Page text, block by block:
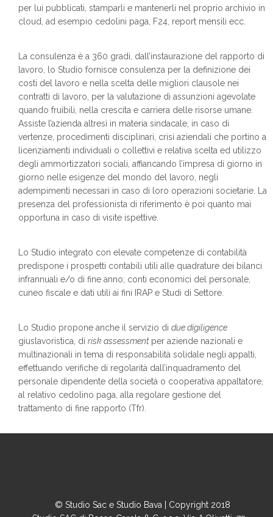
per lui pubblicati, stamparli e mantenerli nel proprio archivio in
cloud, ad esempio cedolini paga, F24, report mensili ecc.
La consulenza è a 360 gradi, dall’instaurazione del rapporto di
lavoro, lo Studio fornisce consulenza per la definizione dei
costi del lavoro e nella scelta delle migliori clausole nei
contratti di lavoro, per la valutazione di assunzioni agevolate
quando fruibili, nella crescita e carriera delle risorse umane.
Assiste l’azienda altresì in materia sindacale, in caso di
vertenze, procedimenti disciplinari, crisi aziendali che portino a
licenziamenti individuali o collettivi e relativa scelta ed utilizzo
degli ammortizzatori sociali, affiancando l’impresa di giorno in
giorno nelle esigenze del mondo del lavoro, negli
adempimenti necessari in caso di loro operazioni societarie. La
presenza del professionista di riferimento è poi quanto mai
opportuna in caso di visite ispettive.
Lo Studio integrato con elevate competenze di contabilità
predispone i prospetti contabili utili alle quadrature dei bilanci
infrannuali e/o di fine anno; conti economici del personale,
cuneo fiscale e dati utili ai fini IRAP e Studi di Settore.
Lo Studio propone anche il servizio di due digiligence
giuslavoristica, di risk assessment per aziende nazionali e
multinazionali in tema di responsabilità solidale negli appalti,
effettuando verifiche di regolarità dall’inquadramento del
personale dipendente della società o cooperativa appaltatore,
al relativo cedolino paga, alla regolare gestione del
trattamento di fine rapporto (Tfr).
© Studio Sac e Studio Bava | Copyright 2018